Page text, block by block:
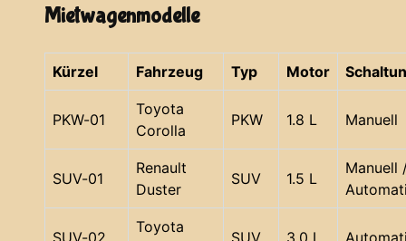
Mietwagenmodelle
Kürzel Fahrzeug Typ Motor
PKW-01
Toyota
Corolla
PKW 1.8 L Manuell
SUV-01
Renault
Duster
SUV 1.5 L
Manuell
Toyota